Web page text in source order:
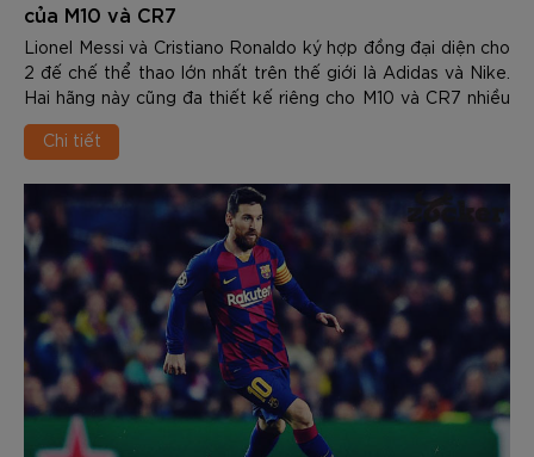
của M10 và CR7
Lionel Messi và Cristiano Ronaldo ký hợp đồng đại diện cho
2 đế chế thể thao lớn nhất trên thế giới là Adidas và Nike.
Hai hãng này cũng đa thiết kế riêng cho M10 và CR7 nhiều
mẫu giày thi đấu, trong ...
Chi tiết